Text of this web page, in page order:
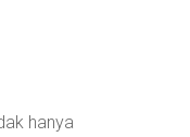
hanya